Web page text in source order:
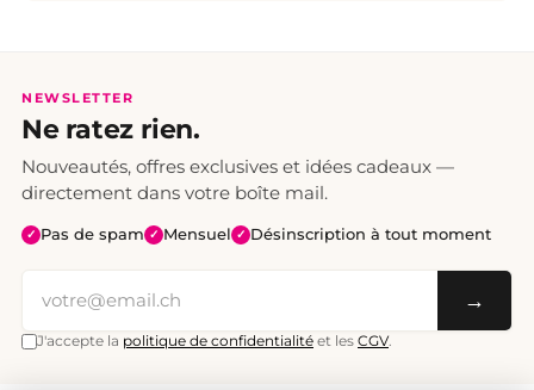
NEWSLETTER
Ne ratez rien.
Nouveautés, offres exclusives et idées cadeaux —
directement dans votre boîte mail.
✓ Pas de spam ✓ Mensuel ✓ Désinscription à tout moment
→
J'accepte la politique de confidentialité et les CGV.